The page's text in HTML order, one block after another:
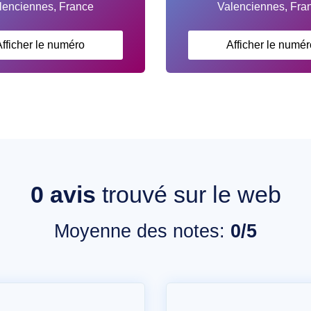
le numéro Afficher le
0 avis trouvé sur le web
Moyenne des notes: 0/5